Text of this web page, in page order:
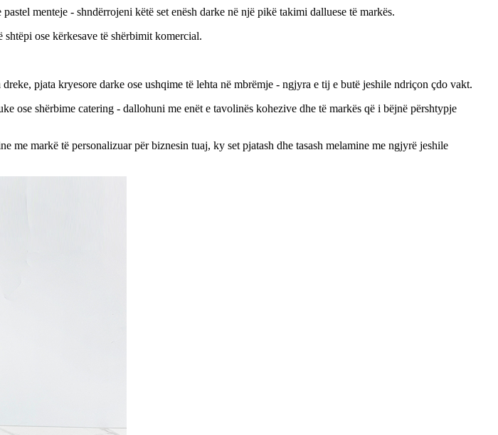
menteje - shndërrojeni këtë set enësh darke në një pikë takimi dalluese të markës.
ose kërkesave të shërbimit komercial.
pjata kryesore darke ose ushqime të lehta në mbrëmje - ngjyra e tij e butë jeshile ndriçon çdo vakt.
ose shërbime catering - dallohuni me enët e tavolinës kohezive dhe të markës që i bëjnë përshtypje
me markë të personalizuar për biznesin tuaj, ky set pjatash dhe tasash melamine me ngjyrë jeshile